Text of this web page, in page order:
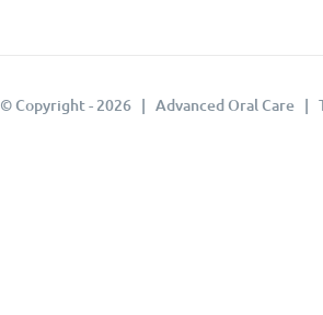
© Copyright - 2026 | Advanced Oral Care |